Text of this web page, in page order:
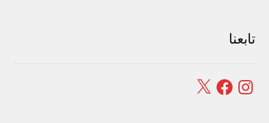
تابعنا
Instagram
Facebook
X